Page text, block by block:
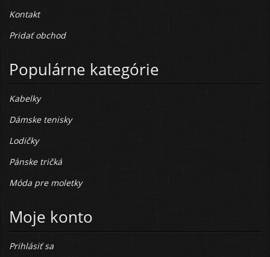
Kontakt
Pridať obchod
Populárne kategórie
Kabelky
Dámske tenisky
Lodičky
Pánske tričká
Móda pre moletky
Moje konto
Prihlásiť sa